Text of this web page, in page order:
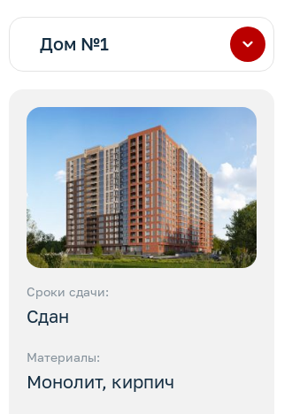
Дом №1
Сроки сдачи:
Сдан
Материалы:
Монолит, кирпич